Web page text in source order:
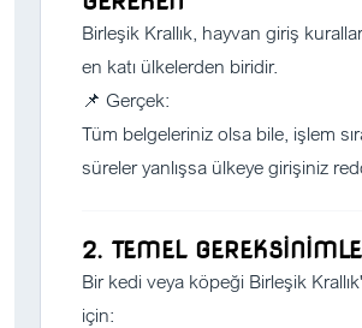
Birleşik Krallık, hayvan giriş
en katı ülkelerden biridir.
📌 Gerçek:
Tüm belgeleriniz olsa bile, işlem
süreler yanlışsa ülkeye girişiniz
2. TEMEL
Bir kedi veya köpeği Birleşik
için: